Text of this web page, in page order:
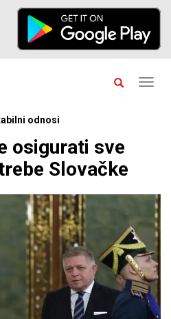
odnosi
osigurati sve
Slovačke